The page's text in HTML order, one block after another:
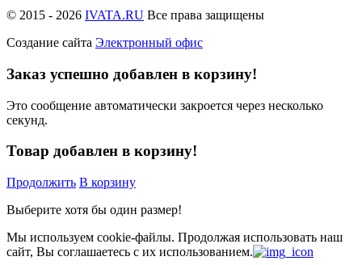
© 2015 - 2026 IVATA.RU Все права защищены
Создание сайта Электронный офис
Заказ успешно добавлен в корзину!
Это сообщение автоматически закроется через несколько
секунд.
Товар добавлен в корзину!
Продолжить В корзину
Выберите хотя бы один размер!
Мы используем cookie-файлы. Продолжая использовать наш
сайт, Вы соглашаетесь с их использованием.